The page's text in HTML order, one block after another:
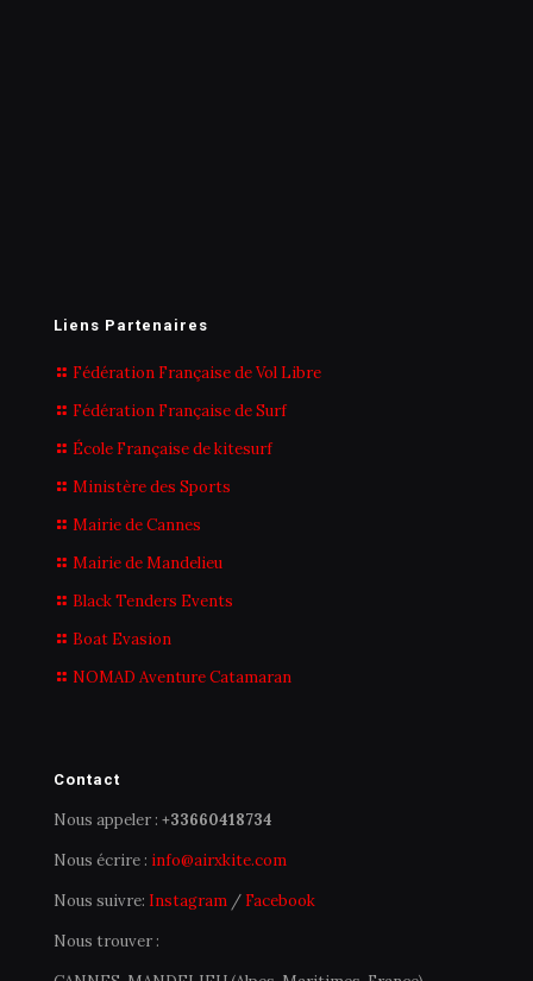
Liens Partenaires
Fédération Française de Vol Libre
Fédération Française de Surf
École Française de kitesurf
Ministère des Sports
Mairie de Cannes
Mairie de Mandelieu
Black Tenders Events
Boat Evasion
NOMAD Aventure Catamaran
Contact
Nous appeler : +33660418734
Nous écrire : info@airxkite.com
Nous suivre: Instagram / Facebook
Nous trouver :